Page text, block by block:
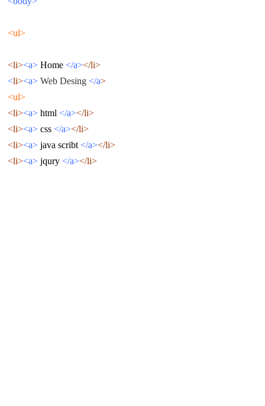
<ul>
<li>
<a>Home </a></li>
<li>
<a> Web Desing </a>
<ul>
<li>
<a> html </a></li>
<li>
<a> css </a></li>
<li>
<a> java scribt </a></li>
<li>
<a> jqury </a></li>